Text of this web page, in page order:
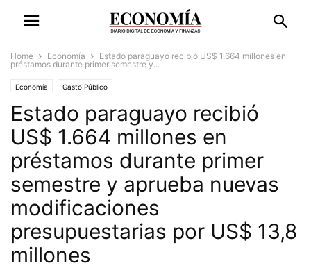
Home Economía
Estado paraguayo recibió US$ 1.664 millones en
préstamos durante primer semestre y...
Economía Gasto Público
Estado paraguayo recibió
US$ 1.664 millones en
préstamos durante primer
semestre y aprueba nuevas
modificaciones
presupuestarias por US$ 13,8
millones